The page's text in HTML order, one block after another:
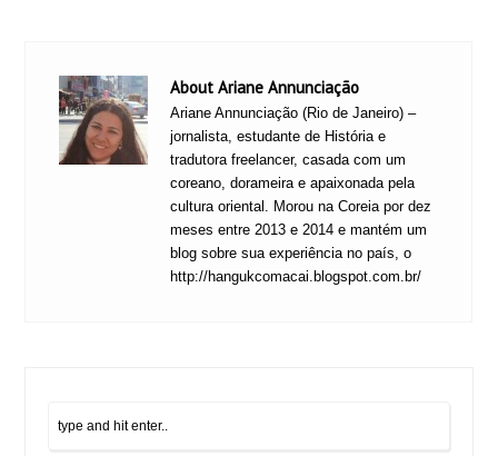
About Ariane Annunciação
Ariane Annunciação (Rio de Janeiro) –
jornalista, estudante de História e
tradutora freelancer, casada com um
coreano, dorameira e apaixonada pela
cultura oriental. Morou na Coreia por dez
meses entre 2013 e 2014 e mantém um
blog sobre sua experiência no país, o
http://hangukcomacai.blogspot.com.br/